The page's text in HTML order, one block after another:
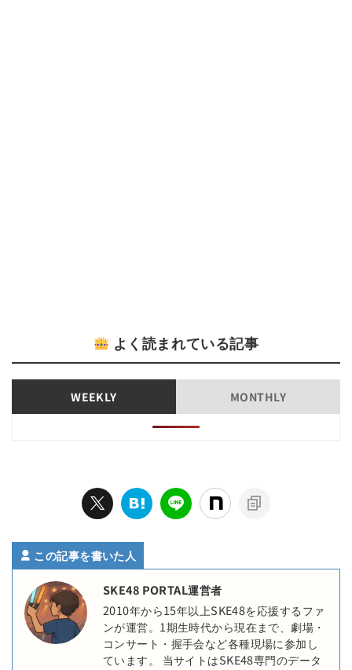
よく読まれている記事
WEEKLY MONTHLY
この記事を書いた人
SKE48 PORTAL運営者
2010年から15年以上SKE48を応援するファ
ンが運営。1期生時代から現在まで、劇場・
コンサート・握手会など各種現場に参加し
ています。 当サイトはSKE48専門のデータ